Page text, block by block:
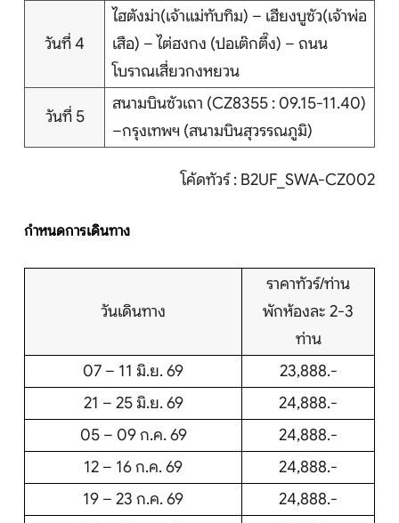
วันที่ 4
ไฮตังม่า(เจ้าแม่ทับทิม) – เฮียงบูซัว(เจ้าพ่อ
เสือ) – ไต่ฮงกง (ปอเต๊กตึ๊ง) – ถนน
โบราณเสี่ยวกงหยวน
วันที่ 5
สนามบินซัวเถา (CZ8355 : 09.15-11.40)
–กรุงเทพฯ (สนามบินสุวรรณภูมิ)
โค้ดทัวร์ : B2UF_SWA-CZ002
กำหนดการเดินทาง
วันเดินทาง
ราคาทัวร์/ท่าน
พักห้องละ 2-3
ท่าน
07 – 11 มิ.ย. 69
23,888.-
21 – 25 มิ.ย. 69
24,888.-
05 – 09 ก.ค. 69
24,888.-
12 – 16 ก.ค. 69
24,888.-
19 – 23 ก.ค. 69
24,888.-